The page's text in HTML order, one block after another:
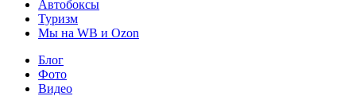
Автобоксы
Туризм
Мы на WB и Ozon
Блог
Фото
Видео